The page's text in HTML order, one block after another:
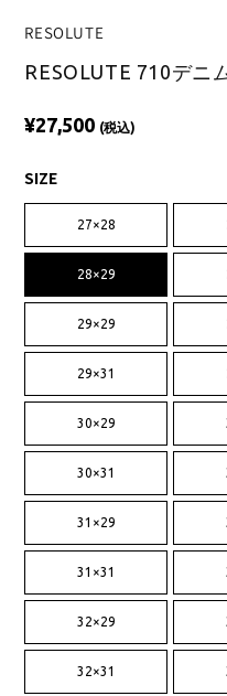
RESOLUTE
RESOLUTE 710デニ
¥27,500 (税込)
SIZE
27×28
28×29
29×29
29×31
30×29
30×31
31×29
31×31
32×29
32×31